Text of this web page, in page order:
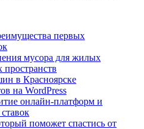
первых
мусора для жилых
пространств
в Красноярске
на WordPress
онлайн-платформ и
поможет спастись от